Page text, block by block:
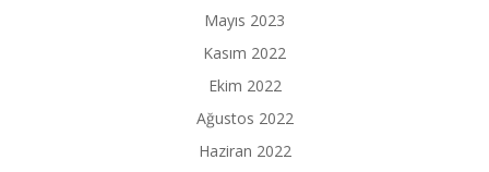
Mayıs 2023
Kasım 2022
Ekim 2022
Ağustos 2022
Haziran 2022